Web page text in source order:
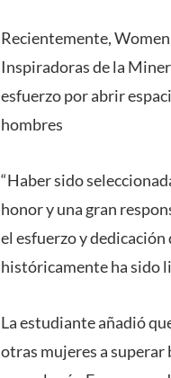
Recientemente,
Inspiradoras de la
esfuerzo por abrir
hombres
“Haber sido
honor y una gran
el esfuerzo y
históricamente ha sido
La estudiante añadió
otras mujeres a